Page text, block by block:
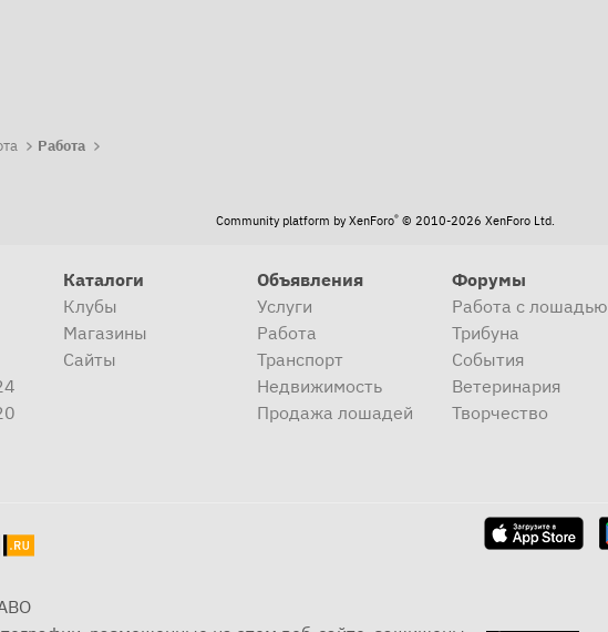
Работа
Community platform by XenForo® © 2010-2026 XenForo Ltd.
Каталоги
Клубы
Магазины
Сайты
Объявления
Услуги
Работа
Транспорт
Недвижимость
Продажа лошадей
Форумы
Работа с лошадью
Трибуна
События
Ветеринария
Творчество